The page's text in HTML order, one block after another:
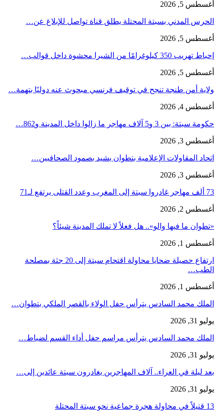
أغسطس 5, 2026
الحرس المدني بسبتة المحتلة يطلق قناة تواصل للإبلاغ عن…
أغسطس 5, 2026
إحباط تهريب 350 كيلوغرامًا من الشيرا محشوة داخل قوالب…
أغسطس 5, 2026
ولاية أمن طنجة تنجح في توقيف فرنسي مبحوث عنه دوليًا بتهمة…
أغسطس 4, 2026
حكومة سبتة: بين 3 و5 آلاف مهاجر ما زالوا داخل المدينة و862…
أغسطس 3, 2026
اتحاد المقاولات الإعلامية بتطوان يشيد بصمود الصحافيين…
أغسطس 3, 2026
73 ألف مهاجر غادروا سبتة إلى المغرب وعدد القتلى يرتفع لـ71
أغسطس 2, 2026
«تطوان ما فيها والو».. هل فعلاً لا تملك المدينة شيئاً؟
أغسطس 1, 2026
ارتفاع حصيلة ضحايا محاولة اقتحام سبتة إلى 20 جثة بمصلحة
الطب…
أغسطس 1, 2026
الملك محمد السادس يترأس حفل الولاء بالقصر الملكي بتطوان…
يوليو 31, 2026
الملك محمد السادس يترأس مراسم حفل أداء القسم لضباط…
يوليو 31, 2026
بعد ليلة في العراء.. آلاف المهاجرين يغادرون سبتة عائدين إلى…
يوليو 31, 2026
13 قتيلاً في محاولة هجرة جماعية نحو سبتة المحتلة